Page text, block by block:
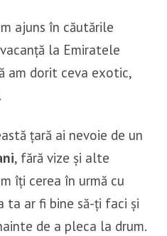
ajuns în căutările
la Emiratele
am dorit ceva exotic,
țară ai nevoie de un
, fără vize și alte
îți cerea în urmă cu
ta ar fi bine să-ți faci și
de a pleca la drum.